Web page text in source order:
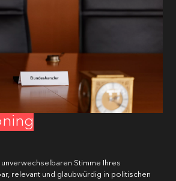
Stimme Ihres
relevant und glaubwürdig in politischen